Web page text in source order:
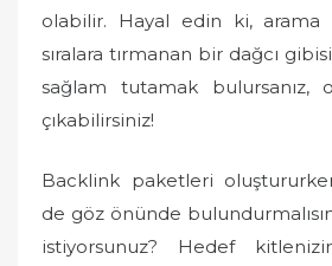
olabilir. Hayal edin ki, arama
sıralara tırmanan bir dağcı
sağlam tutamak bulursanız,
çıkabilirsiniz!
Backlink paketleri
de göz önünde
istiyorsunuz? Hedef